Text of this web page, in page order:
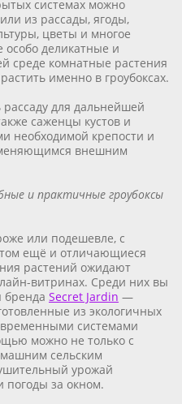
системах можно
из рассады, ягоды,
цветы и многое
особо деликатные и
среде комнатные растения
именно в гроубоксах.
для дальнейшей
саженцы кустов и
необходимой крепости и
внешним
и практичные гроубоксы
или подешевле, с
ещё и отличающиеся
растений ожидают
витринах. Среди них вы
бренда Secret Jardin —
из экологичных
системами
можно не только с
сельским
урожай
погоды за окном.